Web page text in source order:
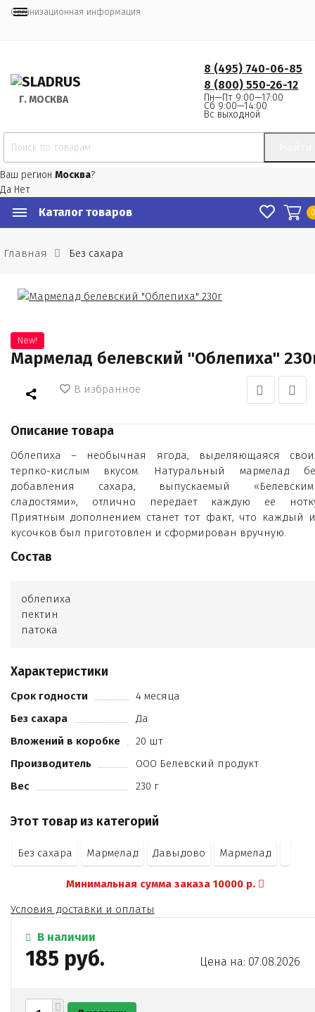
Организационная информация
Г. МОСКВА
8 (495) 740-06-85
8 (800) 550-26-12
Пн—Пт 9:00—17:00
Сб 9:00—14:00
Вс выходной
Ваш регион Москва?
Да Нет
Каталог товаров
Главная Без сахара
New!
Мармелад белевский "Облепиха"
В избранное
Описание товара
Облепиха – необычная ягода, выделяющаяся
терпко-кислым вкусом. Натуральный мармелад
добавления сахара, выпускаемый
сладостями», отлично передает каждую ее
Приятным дополнением станет тот факт, что каждый
кусочков был приготовлен и сформирован вручную.
Состав
облепиха
пектин
патока
Характеристики
Срок годности
4 месяца
Без сахара
Да
Вложений в коробке
20 шт
Производитель
ООО Белевский продукт
Вес
230 г
Этот товар из категорий
Без сахара Мармелад Давыдово Мармелад
Минимальная сумма заказа 10000 р.
Условия доставки и оплаты
В наличии
185 руб. Цена на: 07.08.2026